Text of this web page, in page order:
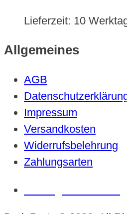
Lieferzeit: 10
Allgemeines
AGB
Impressum
Versandkosten
Widerrufsbelehrung
Zahlungsarten